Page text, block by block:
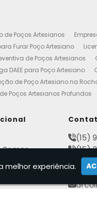
de Poços Artesianos
Furar Poço Artesiano
de Poços Artesianos
DAEE para Poço Artesiano
de Poço Artesiano na
Poços Artesianos Profundos
Projeto de
Licença de Poço
de Poço Artesiano
Conserto de Bombas de
Somos
(15)
(15)
(15)
(15)
melhor experiência.